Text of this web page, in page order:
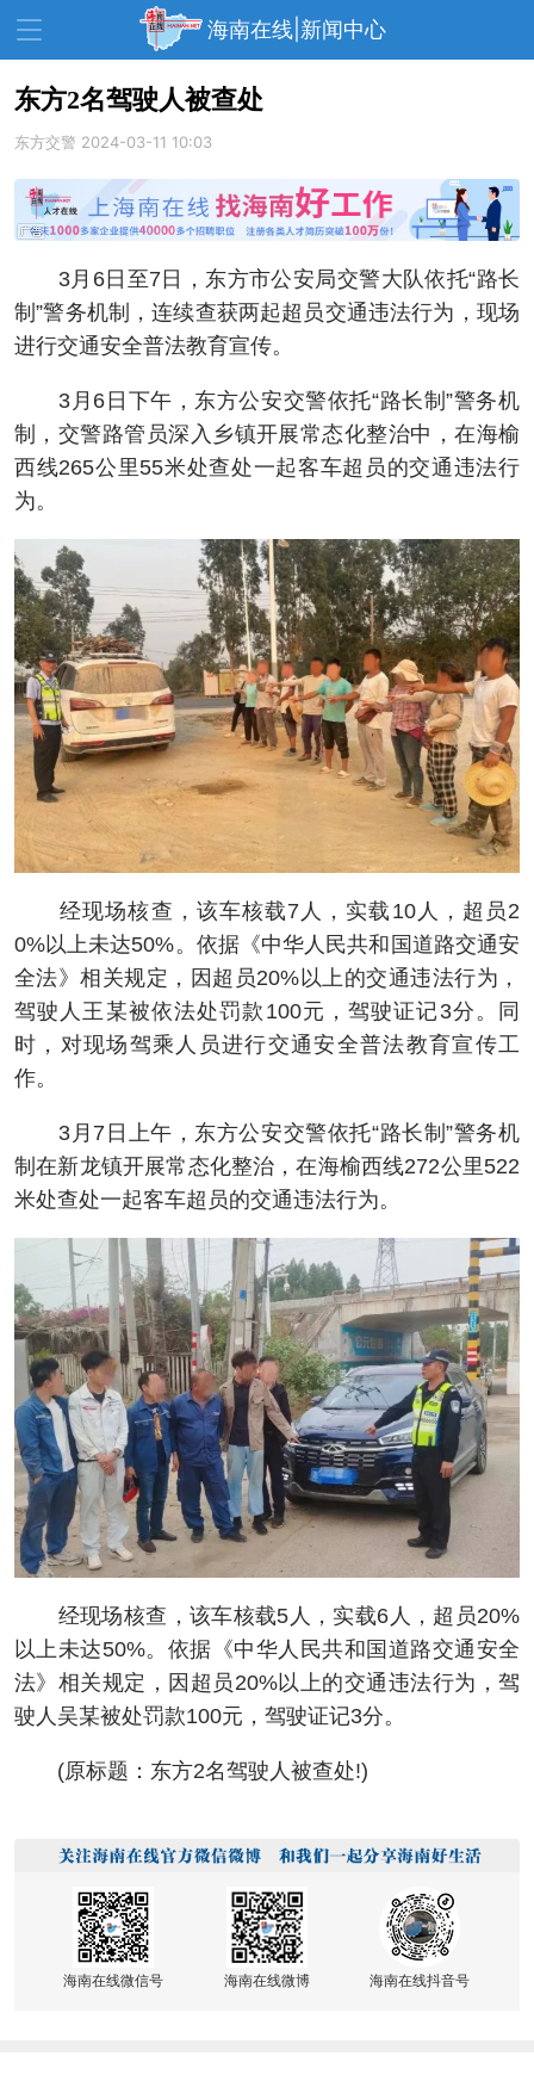
海南在线|新闻中心
资讯中心 热点
文体 财经
教育 健康 房产
家装 交通 美食
生活 演出 活动
走读海南 周末去哪儿
人才在线 天涯企服
东方2名驾驶人被查处
东方交警 2024-03-11 10:03
3月6日至7日，东方市公安局交警大队依托“路长
制”警务机制，连续查获两起超员交通违法行为，现场
进行交通安全普法教育宣传。
3月6日下午，东方公安交警依托“路长制”警务机
制，交警路管员深入乡镇开展常态化整治中，在海榆
西线265公里55米处查处一起客车超员的交通违法行
为。
经现场核查，该车核载7人，实载10人，超员2
0%以上未达50%。依据《中华人民共和国道路交通安
全法》相关规定，因超员20%以上的交通违法行为，
驾驶人王某被依法处罚款100元，驾驶证记3分。同
时，对现场驾乘人员进行交通安全普法教育宣传工
作。
3月7日上午，东方公安交警依托“路长制”警务机
制在新龙镇开展常态化整治，在海榆西线272公里522
米处查处一起客车超员的交通违法行为。
经现场核查，该车核载5人，实载6人，超员20%
以上未达50%。依据《中华人民共和国道路交通安全
法》相关规定，因超员20%以上的交通违法行为，驾
驶人吴某被处罚款100元，驾驶证记3分。
(原标题：东方2名驾驶人被查处!)
海南在线微信号 海南在线微博 海南在线抖音号